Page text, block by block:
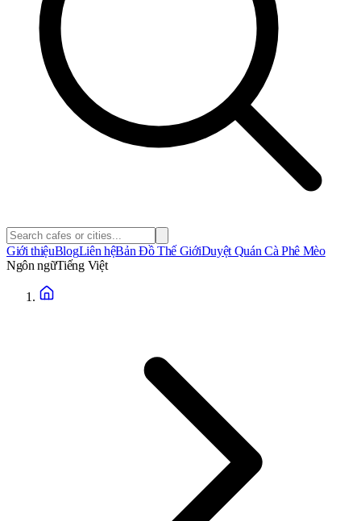
Giới thiệuBlogLiên hệBản Đồ Thế GiớiDuyệt Quán Cà Phê Mèo
Ngôn ngữTiếng Việt